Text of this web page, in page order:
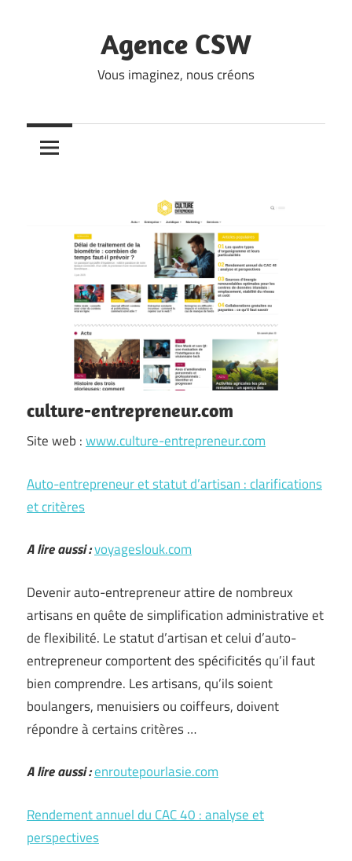
Agence CSW
Vous imaginez, nous créons
culture-entrepreneur.com
Site web :www.culture-entrepreneur.com
Auto-entrepreneur et statut d’artisan : clarifications
et critères
A lire aussi :voyageslouk.com
Devenir auto-entrepreneur attire de nombreux
artisans en quête de simplification administrative et
de flexibilité. Le statut d’artisan et celui d’auto-
entrepreneur comportent des spécificités qu’il faut
bien comprendre. Les artisans, qu’ils soient
boulangers, menuisiers ou coiffeurs, doivent
répondre à certains critères …
A lire aussi :enroutepourlasie.com
Rendement annuel du CAC 40 : analyse et
perspectives